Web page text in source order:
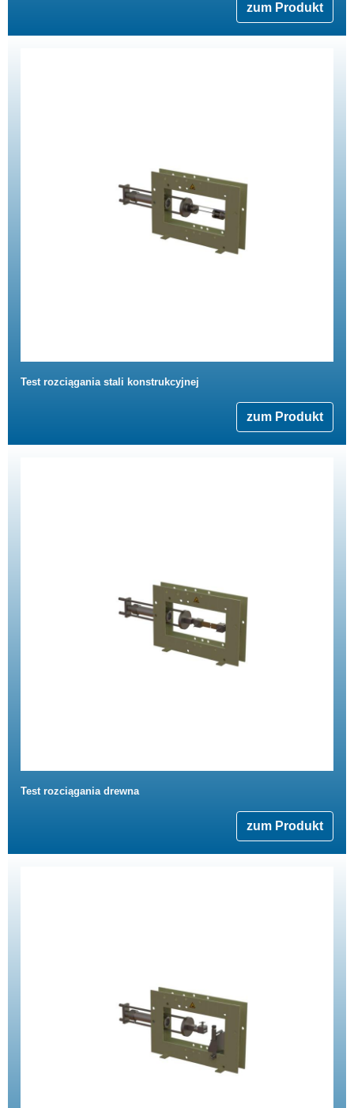
zum Produkt
Test rozciągania stali konstrukcyjnej
zum Produkt
Test rozciągania drewna
zum Produkt